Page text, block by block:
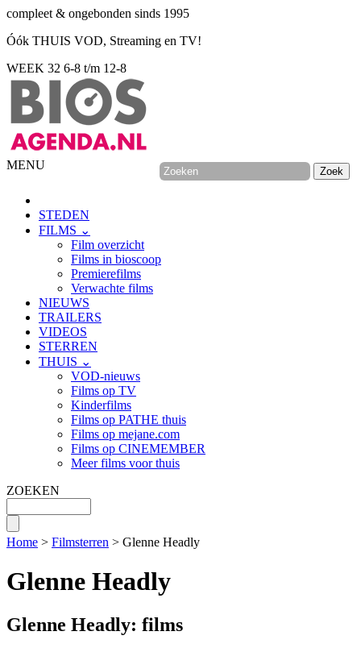
compleet & ongebonden sinds 1995
Óók THUIS VOD, Streaming en TV!
WEEK 32 6-8 t/m 12-8
MENU
STEDEN
FILMS ⌄
Film overzicht
Films in bioscoop
Premierefilms
Verwachte films
NIEUWS
TRAILERS
VIDEOS
STERREN
THUIS ⌄
VOD-nieuws
Films op TV
Kinderfilms
Films op PATHE thuis
Films op mejane.com
Films op CINEMEMBER
Meer films voor thuis
ZOEKEN
Home > Filmsterren > Glenne Headly
Glenne Headly
Glenne Headly: films